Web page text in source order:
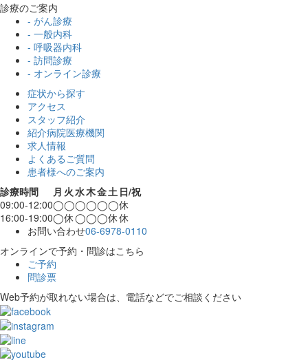
診療のご案内
- がん診療
- 一般内科
- 呼吸器内科
- 訪問診療
- オンライン診療
症状から探す
アクセス
スタッフ紹介
紹介病院医療機関
求人情報
よくあるご質問
患者様へのご案内
診療時間
月 火水木金土 日/祝
09:00-12:00◯◯◯◯◯◯休
16:00-19:00◯休◯◯◯休休
お問い合わせ06-6978-0110
オンラインで予約・問診はこちら
ご予約
問診票
Web予約が取れない場合は、電話などでご相談ください